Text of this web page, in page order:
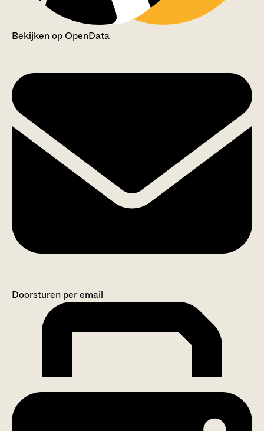
Bekijken op OpenData
Doorsturen per email